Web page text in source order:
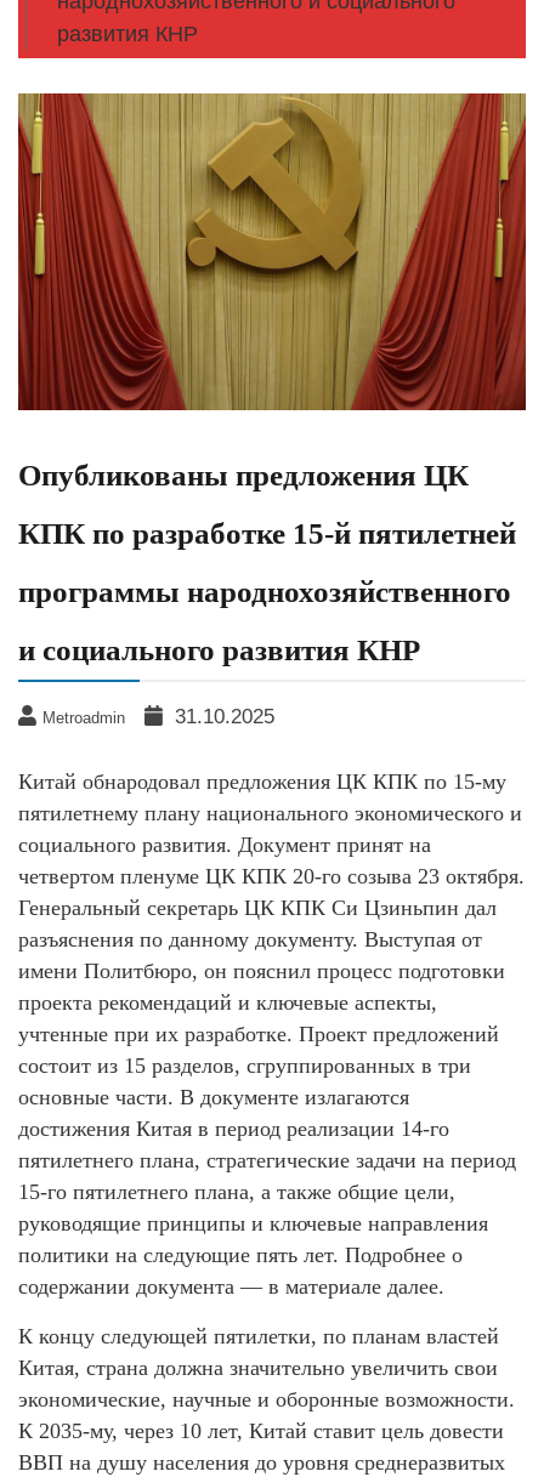
развития КНР
Опубликованы предложения ЦК
КПК по разработке 15-й пятилетней
программы народнохозяйственного
и социального развития КНР
Metroadmin 31.10.2025
Китай обнародовал предложения ЦК КПК по 15-му
пятилетнему плану национального экономического и
социального развития. Документ принят на
четвертом пленуме ЦК КПК 20-го созыва 23 октября.
Генеральный секретарь ЦК КПК Си Цзиньпин дал
разъяснения по данному документу. Выступая от
имени Политбюро, он пояснил процесс подготовки
проекта рекомендаций и ключевые аспекты,
учтенные при их разработке. Проект предложений
состоит из 15 разделов, сгруппированных в три
основные части. В документе излагаются
достижения Китая в период реализации 14-го
пятилетнего плана, стратегические задачи на период
15-го пятилетнего плана, а также общие цели,
руководящие принципы и ключевые направления
политики на следующие пять лет. Подробнее о
содержании документа — в материале далее.
К концу следующей пятилетки, по планам властей
Китая, страна должна значительно увеличить свои
экономические, научные и оборонные возможности.
К 2035-му, через 10 лет, Китай ставит цель довести
ВВП на душу населения до уровня среднеразвитых